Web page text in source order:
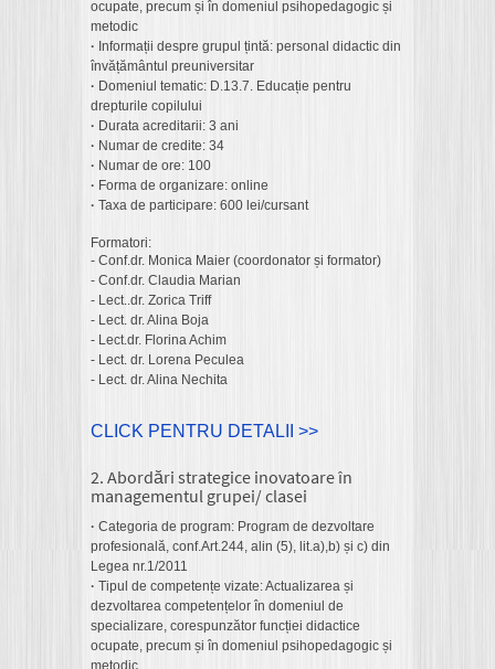
ocupate, precum și în domeniul psihopedagogic și
metodic
· Informații despre grupul țintă: personal didactic din
învățământul preuniversitar
· Domeniul tematic: D.13.7. Educație pentru
drepturile copilului
· Durata acreditarii: 3 ani
· Numar de credite: 34
· Numar de ore: 100
· Forma de organizare: online
· Taxa de participare: 600 lei/cursant
Formatori:
- Conf.dr. Monica Maier (coordonator și formator)
- Conf.dr. Claudia Marian
- Lect..dr. Zorica Triff
- Lect. dr. Alina Boja
- Lect.dr. Florina Achim
- Lect. dr. Lorena Peculea
- Lect. dr. Alina Nechita
CLICK PENTRU DETALII >>
2. Abordări strategice inovatoare în
managementul grupei/ clasei
· Categoria de program: Program de dezvoltare
profesională, conf.Art.244, alin (5), lit.a),b) și c) din
Legea nr.1/2011
· Tipul de competențe vizate: Actualizarea și
dezvoltarea competențelor în domeniul de
specializare, corespunzător funcției didactice
ocupate, precum și în domeniul psihopedagogic și
metodic